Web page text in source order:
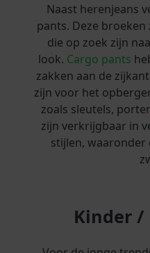
Naast herenjeans
pants. Deze
die op zoek zijn
look. Cargo pants
zakken aan de
zijn voor het
zoals sleutels,
zijn verkrijgbaar in
stijlen, waaronder
Kinder /